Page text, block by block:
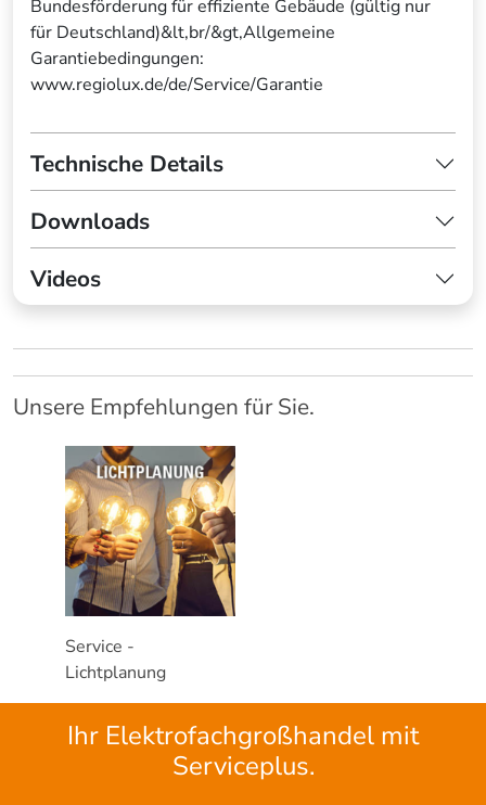
Bundesförderung für effiziente Gebäude (gültig nur
für Deutschland)&lt,br/&gt,Allgemeine
Garantiebedingungen:
www.regiolux.de/de/Service/Garantie
Technische Details
Downloads
Videos
Unsere Empfehlungen für Sie.
Service -
Lichtplanung
Ihr Elektrofachgroßhandel mit
Serviceplus.